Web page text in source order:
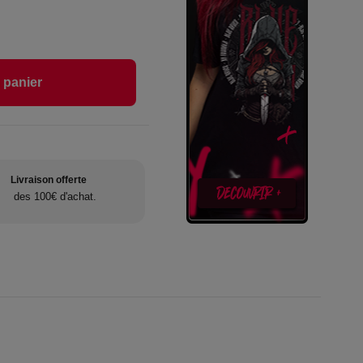
panier
Livraison offerte
des 100€ d'achat.